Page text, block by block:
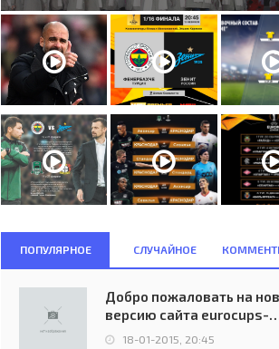
354. Hapoel Be'er Sheva (ISR) -
Viktoria Plzeň (CZE) 0:2..
C.S.
(ROM) -
ПОПУЛЯРНОЕ СЛУЧАЙНОЕ
Добро пожаловать на
версию сайта eurocups-
uefa.ru
18-01-2015, 20:45